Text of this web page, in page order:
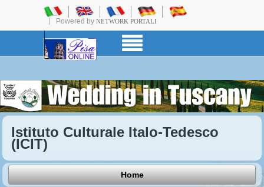
Powered by NETWORK PORTALI
Istituto Culturale Italo-Tedesco
(ICIT)
Home